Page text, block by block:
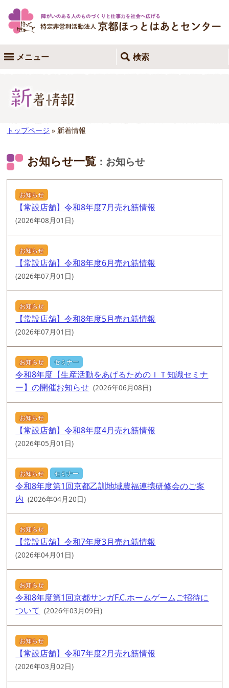
メニュー 検索
トップページ » 新着情報
お知らせ一覧 ：お知らせ
お知らせ
【常設店舗】令和8年度7月売れ筋情報
(2026年08月01日)
お知らせ
【常設店舗】令和8年度6月売れ筋情報
(2026年07月01日)
お知らせ
【常設店舗】令和8年度5月売れ筋情報
(2026年07月01日)
お知らせ セミナー
令和8年度【生産活動をあげるためのＩＴ知識セミナ
ー】の開催お知らせ (2026年06月08日)
お知らせ
【常設店舗】令和8年度4月売れ筋情報
(2026年05月01日)
お知らせ セミナー
令和8年度第1回京都乙訓地域農福連携研修会のご案
内 (2026年04月20日)
お知らせ
【常設店舗】令和7年度3月売れ筋情報
(2026年04月01日)
お知らせ
令和8年度第1回京都サンガF.C.ホームゲームご招待に
ついて (2026年03月09日)
お知らせ
【常設店舗】令和7年度2月売れ筋情報
(2026年03月02日)